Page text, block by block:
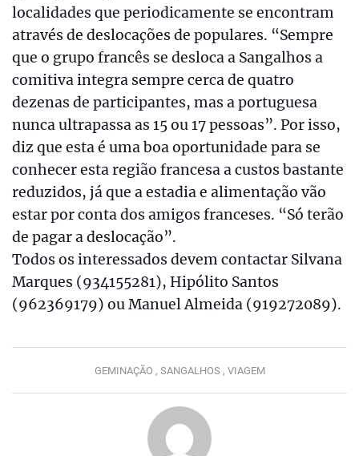
localidades que periodicamente se encontram
através de deslocações de populares. “Sempre
que o grupo francês se desloca a Sangalhos a
comitiva integra sempre cerca de quatro
dezenas de participantes, mas a portuguesa
nunca ultrapassa as 15 ou 17 pessoas”. Por isso,
diz que esta é uma boa oportunidade para se
conhecer esta região francesa a custos bastante
reduzidos, já que a estadia e alimentação vão
estar por conta dos amigos franceses. “Só terão
de pagar a deslocação”.
Todos os interessados devem contactar Silvana
Marques (934155281), Hipólito Santos
(962369179) ou Manuel Almeida (919272089).
GEMINAÇÃO , SANGALHOS , VIAGEM